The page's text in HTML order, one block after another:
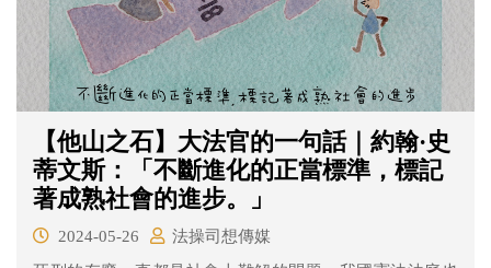
【他山之石】大法官的一句話｜約翰·史
蒂文斯：「不斷進化的正當標準，標記
著成熟社會的進步。」
2024-05-26
法操司想傳媒